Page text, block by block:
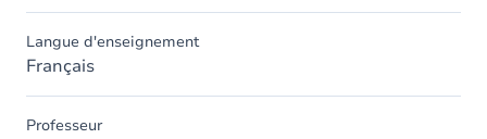
Langue d'enseignement
Français
Professeur